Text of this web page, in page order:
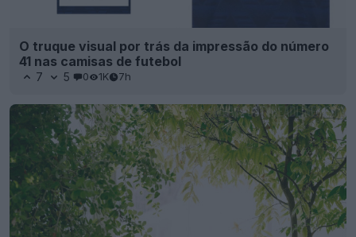
O truque visual por trás da impressão do número
41 nas camisas de futebol
7 5 0 1K 7h